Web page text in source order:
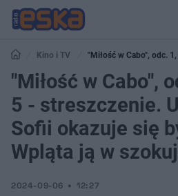
Kino i TV
"Miłość w Cabo", odc.
Sofii okazuje się być oszustem. Wpląta ją w
"Miłość w Cabo",
5 - streszczenie.
Sofii okazuje się
Wpląta ją w
2024-09-06 12:27